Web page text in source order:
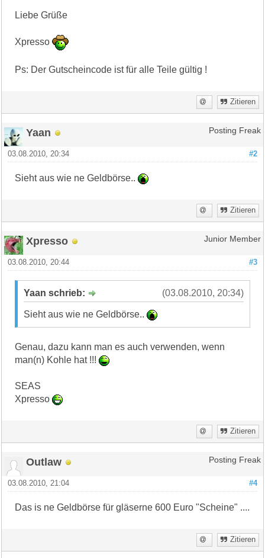
Liebe Grüße
Xpresso
Ps: Der Gutscheincode ist für alle Teile gültig !
Zitieren
Yaan Posting Freak
#2
03.08.2010, 20:34
Sieht aus wie ne Geldbörse..
Zitieren
Xpresso Junior Member
#3
03.08.2010, 20:44
(03.08.2010, 20:34)
Yaan schrieb:
Sieht aus wie ne Geldbörse..
Genau, dazu kann man es auch verwenden, wenn
man(n) Kohle hat !!!
SEAS
Xpresso
Zitieren
Outlaw Posting Freak
#4
03.08.2010, 21:04
Das is ne Geldbörse für gläserne 600 Euro "Scheine" ....
Zitieren